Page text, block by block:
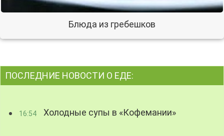
Блюда из гребешков
ПОСЛЕДНИЕ НОВОСТИ О ЕДЕ:
16:54 Холодные супы в «Кофемании»